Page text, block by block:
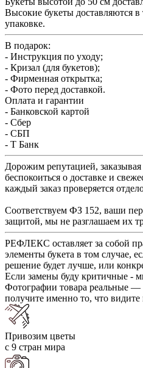
Высокие букеты доставляются
упаковке.
В подарок:
- Инструкция по уходу;
- Кризал (для букетов);
- Фирменная открытка;
- Фото перед доставкой.
Оплата и гарантии
- Банковской картой
- Сбер
- СБП
- Т Банк
Дорожим репутацией,
беспокоиться о доставке и
каждый заказ проверяется
Соответствуем ФЗ 152, ваши
защитой, мы не разглашаем их
РЕФЛЕКС оставляет за собой
элементы букета в том случае,
решение будет лучше, или
Если замены буду критичные -
Фотографии товара реальные
получите именно то, что видите
Привозим цветы
с 9 стран мира